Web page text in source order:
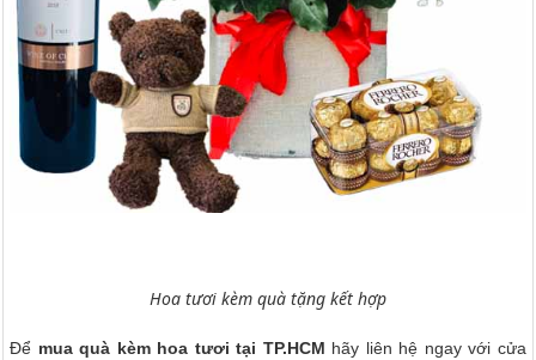
Hoa tươi kèm quà tặng kết hợp
Để mua quà kèm hoa tươi tại TP.HCM hãy liên hệ ngay với cửa